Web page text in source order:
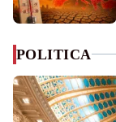
POLITICA